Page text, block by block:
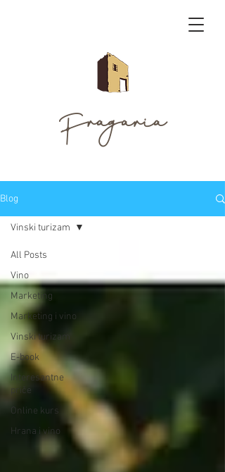
Fragaria
Blog
All Posts
Vino
Marketing
Marketing i vino
Vinski turizam
E-book
Interesantne
priče
Online kurs
Hrana i vino
Vinski turizam